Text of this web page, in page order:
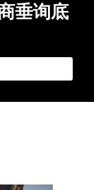
垂询底